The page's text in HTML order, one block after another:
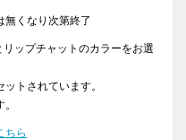
くなり次第終了
ップチャットのカラーをお選
トされています。
ちら